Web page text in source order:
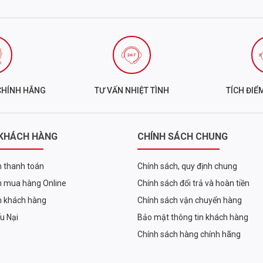
hoạt chất, độ ổn định, sự phối hợp hiệp đồng đến sinh khả
cao
hàng đầu thế giới, đảm bảo:
HÃNG TƯ VẤN NHIỆT TÌNH TÍCH
HÀNG
thanh toán
mua hàng Online
khách hàng
Nại
CHÍNH SÁCH CHUNG
Chính sách, quy định chung
Chính sách đổi trả và hoàn tiền
Chính sách vận chuyển hàng
Bảo mật thông tin khách hàng
Chính sách hàng chính hãng